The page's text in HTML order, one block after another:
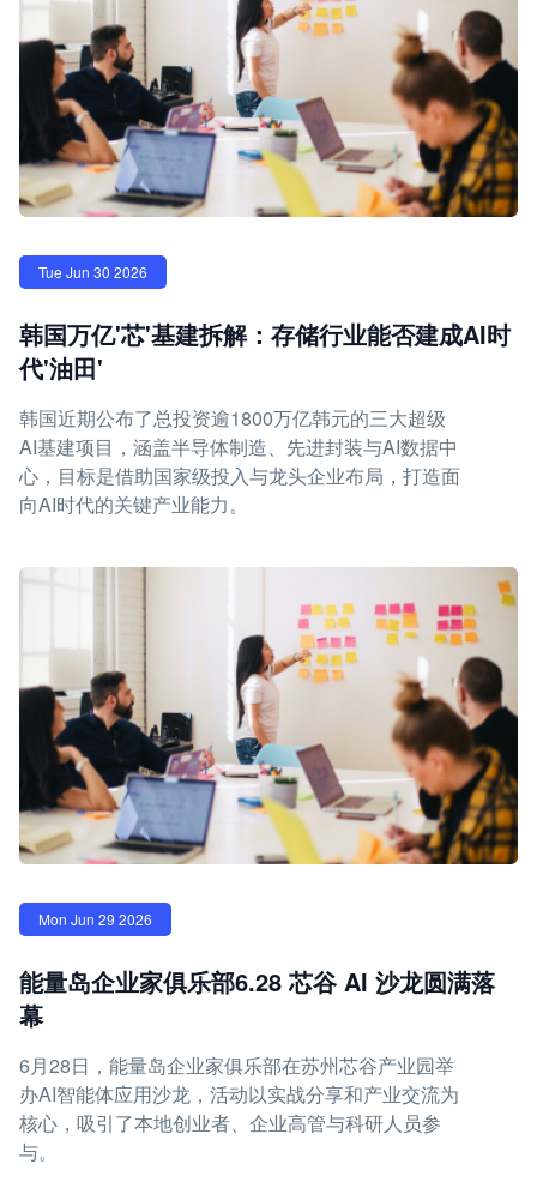
Tue Jun 30 2026
韩国万亿'芯'基建拆解：存储行业能否建成AI时
代'油田'
韩国近期公布了总投资逾1800万亿韩元的三大超级
AI基建项目，涵盖半导体制造、先进封装与AI数据中
心，目标是借助国家级投入与龙头企业布局，打造面
向AI时代的关键产业能力。
Mon Jun 29 2026
能量岛企业家俱乐部6.28 芯谷 AI 沙龙圆满落
幕
6月28日，能量岛企业家俱乐部在苏州芯谷产业园举
办AI智能体应用沙龙，活动以实战分享和产业交流为
核心，吸引了本地创业者、企业高管与科研人员参
与。